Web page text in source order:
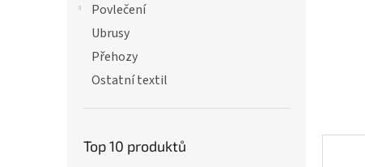
Povlečení
Ubrusy
Přehozy
Ostatní textil
Top 10 produktů